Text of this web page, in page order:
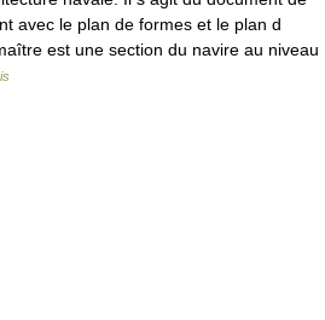
avec le plan de formes et le plan d
est une section du navire au niveau